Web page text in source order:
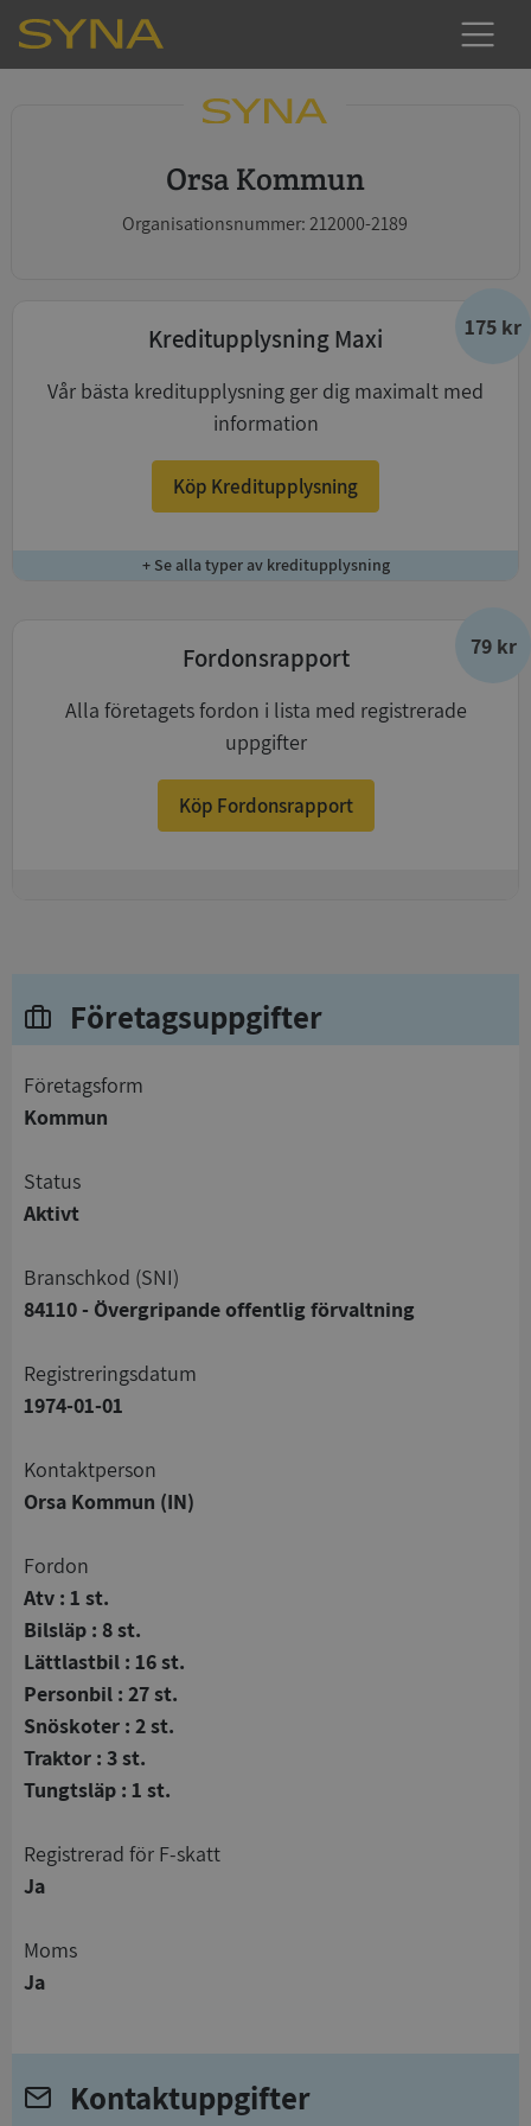
Orsa Kommun
Organisationsnummer: 212000-2189
175 kr
Kreditupplysning Maxi
Vår bästa kreditupplysning ger dig maximalt med
information
Köp Kreditupplysning
+ Se alla typer av kreditupplysning
79 kr
Fordonsrapport
Alla företagets fordon i lista med registrerade
uppgifter
Köp Fordonsrapport
Företagsuppgifter
företagsform
Kommun
status
Aktivt
branschkod (SNI)
84110 - Övergripande offentlig förvaltning
registreringsdatum
1974-01-01
Kontaktperson
Orsa Kommun (IN)
Fordon
Atv : 1 st.
Bilsläp : 8 st.
Lättlastbil : 16 st.
Personbil : 27 st.
Snöskoter : 2 st.
Traktor : 3 st.
Tungtsläp : 1 st.
registrerad för F-skatt
Ja
Moms
Ja
Kontaktuppgifter